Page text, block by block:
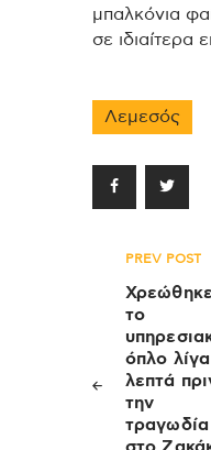
μπαλκόνια
σε ιδιαίτερα
Λεμεσός
άρθρων
PREV POST
Χρεώθηκε
το
όπλο λίγα
λεπτά
την
τραγωδία
στο